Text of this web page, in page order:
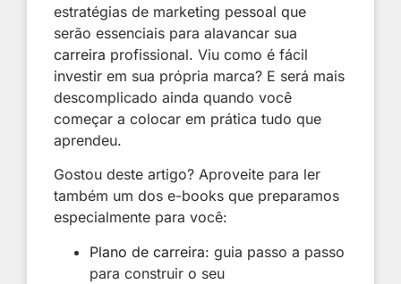
estratégias de marketing pessoal que
serão essenciais para alavancar sua
carreira profissional. Viu como é fácil
investir em sua própria marca? E será mais
descomplicado ainda quando você
começar a colocar em prática tudo que
aprendeu.
Gostou deste artigo? Aproveite para ler
também um dos e-books que preparamos
especialmente para você:
Plano de carreira: guia passo a passo
para construir o seu